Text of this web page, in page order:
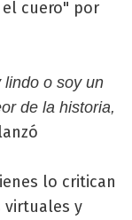
cuero" por
lindo o soy un
de la historia,
lanzó
lo critican
virtuales y